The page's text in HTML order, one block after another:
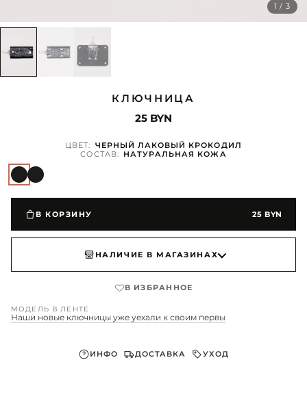
1 / 3
КЛЮЧНИЦА
25 BYN
ЦВЕТ:
ЧЕРНЫЙ ЛАКОВЫЙ КРОКОДИЛ
СОСТАВ:
НАТУРАЛЬНАЯ КОЖА
В КОРЗИНУ 25 BYN
НАЛИЧИЕ В МАГАЗИНАХ
В ИЗБРАННОЕ
МОДЕЛЬ В ЛЕНТЕ
Наши новые ключницы уже уехали к своим первы
ИНФО ДОСТАВКА УХОД